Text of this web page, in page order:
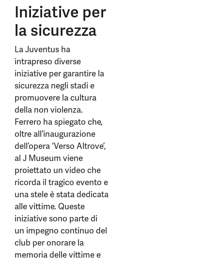
Iniziative per
la sicurezza
La Juventus ha
intrapreso diverse
iniziative per garantire la
sicurezza negli stadi e
promuovere la cultura
della non violenza.
Ferrero ha spiegato che,
oltre all’inaugurazione
dell’opera ‘Verso Altrove’,
al J Museum viene
proiettato un video che
ricorda il tragico evento e
una stele è stata dedicata
alle vittime. Queste
iniziative sono parte di
un impegno continuo del
club per onorare la
memoria delle vittime e